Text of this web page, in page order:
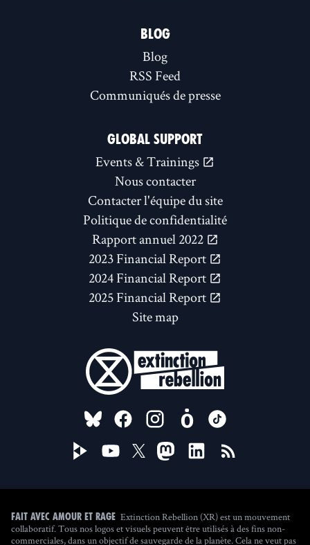
BLOG
Blog
RSS Feed
Communiqués de presse
GLOBAL SUPPORT
Events & Trainings
Nous contacter
Contacter l'équipe du site
Politique de confidentialité
Rapport annuel 2022
2023 Financial Report
2024 Financial Report
2025 Financial Report
Site map
FOLLOW US ON
Fait avec amour et rage Extinction Rebellion (XR) est un mouvement
collaboratif. Tous nos logos et visuels peuvent être utilisés à des fins non-
commerciales, dans un objectif de sauvegarde de la planète. Cela ne veut pas